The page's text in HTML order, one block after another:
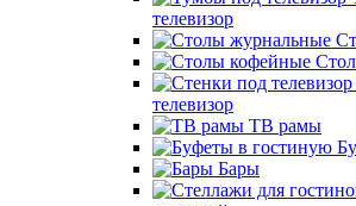
телевизор
телевизор
ТВ рамы
Бары